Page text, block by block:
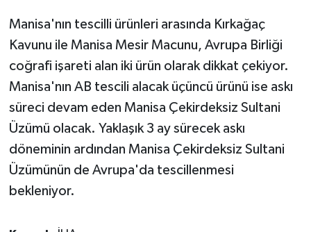
Manisa'nın tescilli ürünleri arasında Kırkağaç
Kavunu ile Manisa Mesir Macunu, Avrupa Birliği
coğrafi işareti alan iki ürün olarak dikkat çekiyor.
Manisa'nın AB tescili alacak üçüncü ürünü ise askı
süreci devam eden Manisa Çekirdeksiz Sultani
Üzümü olacak. Yaklaşık 3 ay sürecek askı
döneminin ardından Manisa Çekirdeksiz Sultani
Üzümünün de Avrupa'da tescillenmesi
bekleniyor.